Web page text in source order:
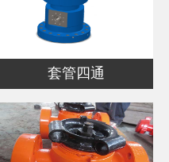
套管四通